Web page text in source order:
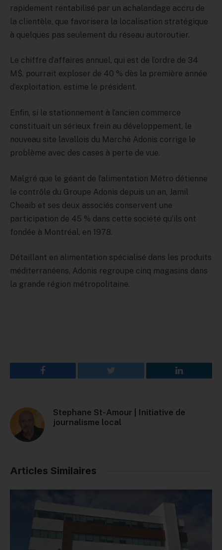
rapidement rentabilisé par un achalandage accru de
la clientèle, que favorisera la localisation stratégique
à quelques pas seulement du réseau autoroutier.
Le chiffre d’affaires annuel, qui est de l’ordre de 34
M$, pourrait exploser de 40 % dès la première année
d’exploitation, estime le président.
Enfin, si le stationnement à l’ancien commerce
constituait un sérieux frein au développement, le
nouveau site lavallois du Marché Adonis corrige le
problème avec des cases à perte de vue.
Malgré que le géant de l’alimentation Métro détienne
le contrôle du Groupe Adonis depuis un an, Jamil
Cheaib et ses deux associés conservent une
participation de 45 % dans cette société qu’ils ont
fondée à Montréal, en 1978.
Détaillant en alimentation spécialisé dans les produits
méditerranéens, Adonis regroupe cinq magasins dans
la grande région métropolitaine.
Facebook Twitter LinkedIn
Stephane St-Amour | Initiative de
journalisme local
Articles Similaires